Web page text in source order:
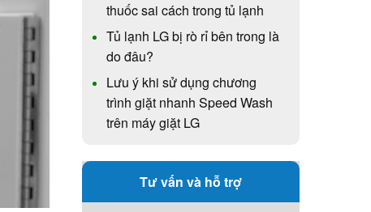
thuốc sai cách trong tủ lạnh
Tủ lạnh LG bị rò rỉ bên trong là
do đâu?
Lưu ý khi sử dụng chương
trình giặt nhanh Speed Wash
trên máy giặt LG
Tư vấn và hỗ trợ